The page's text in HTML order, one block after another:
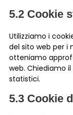
5.2 Cookie
Utilizziamo i
del sito web per i
otteniamo
web. Chiediamo
statistici.
5.3 Cookie